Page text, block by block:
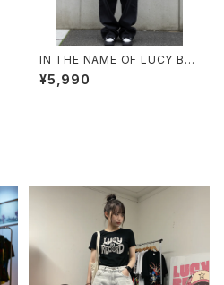
IN THE NAME OF LUCY BA
BYTシャツ 1014-230221285
¥5,990